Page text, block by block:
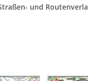
und